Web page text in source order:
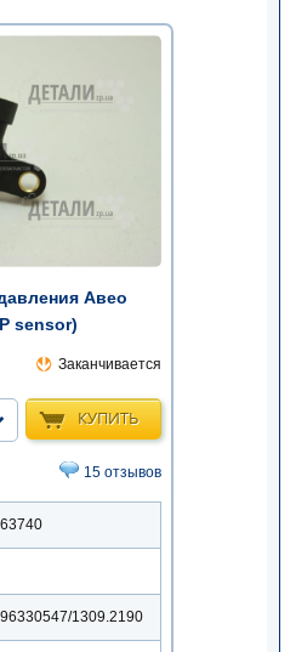
Авео
sensor)
Заканчивается
КУПИТЬ
15 отзывов
63740
96330547/1309.2190